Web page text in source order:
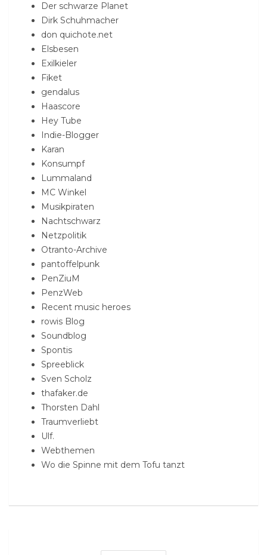
Der schwarze Planet
Dirk Schuhmacher
don quichote.net
Elsbesen
Exilkieler
Fiket
gendalus
Haascore
Hey Tube
Indie-Blogger
Karan
Konsumpf
Lummaland
MC Winkel
Musikpiraten
Nachtschwarz
Netzpolitik
Otranto-Archive
pantoffelpunk
PenZiuM
PenzWeb
Recent music heroes
rowis Blog
Soundblog
Spontis
Spreeblick
Sven Scholz
thafaker.de
Thorsten Dahl
Traumverliebt
Ulf.
Webthemen
Wo die Spinne mit dem Tofu tanzt